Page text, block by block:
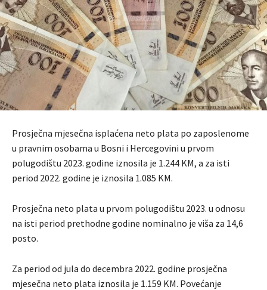
Prosječna mjesečna isplaćena neto plata po zaposlenome
u pravnim osobama u Bosni i Hercegovini u prvom
polugodištu 2023. godine iznosila je 1.244 KM, a za isti
period 2022. godine je iznosila 1.085 KM.
Prosječna neto plata u prvom polugodištu 2023. u odnosu
na isti period prethodne godine nominalno je viša za 14,6
posto.
Za period od jula do decembra 2022. godine prosječna
mjesečna neto plata iznosila je 1.159 KM. Povećanje